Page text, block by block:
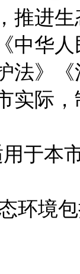
推进
中华
法》
实际
于本
环境